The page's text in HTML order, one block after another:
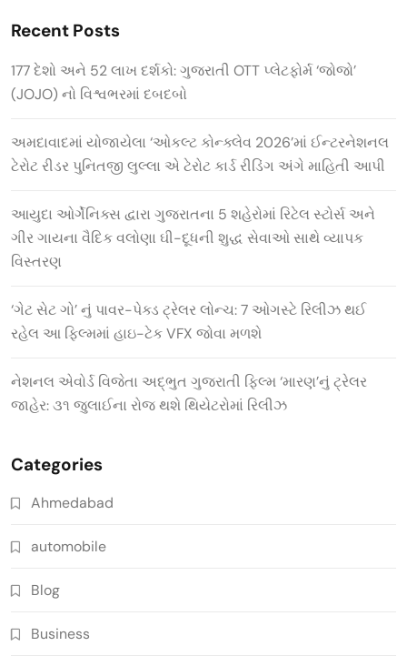
Recent Posts
177 દેશો અને 52 લાખ દર્શકો: ગુજરાતી OTT પ્લેટફોર્મ ‘જોજો’
(JOJO) નો વિશ્વભરમાં દબદબો
અમદાવાદમાં યોજાયેલા ‘ઓકલ્ટ કોન્ક્લેવ 2026’માં ઈન્ટરનેશનલ
ટેરોટ રીડર પુનિતજી લુલ્લા એ ટેરોટ કાર્ડ રીડિંગ અંગે માહિતી આપી
આયુદા ઓર્ગેનિક્સ દ્વારા ગુજરાતના 5 શહેરોમાં રિટેલ સ્ટોર્સ અને
ગીર ગાયના વૈદિક વલોણા ઘી-દૂધની શુદ્ધ સેવાઓ સાથે વ્યાપક
વિસ્તરણ
‘ગેટ સેટ ગો’ નું પાવર-પેક્ડ ટ્રેલર લોન્ચ: 7 ઓગસ્ટે રિલીઝ થઈ
રહેલ આ ફિલ્મમાં હાઇ-ટેક VFX જોવા મળશે
નેશનલ એવોર્ડ વિજેતા અદ્ભુત ગુજરાતી ફિલ્મ ‘મારણ’નું ટ્રેલર
જાહેર: ૩૧ જુલાઈના રોજ થશે થિયેટરોમાં રિલીઝ
Categories
Ahmedabad
automobile
Blog
Business